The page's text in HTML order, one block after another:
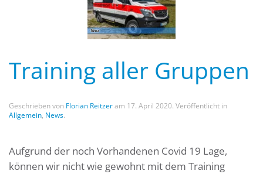
Training aller Gruppen
Geschrieben von Florian Reitzeram 17. April 2020. Veröffentlicht in
Allgemein, News.
Aufgrund der noch Vorhandenen Covid 19 Lage,
können wir nicht wie gewohnt mit dem Training